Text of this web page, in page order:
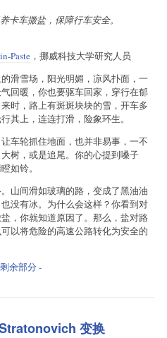
卡车撒盐，保障行车安全。
Paste ，挪威科技大学研究人员
滑雪场，阳光明媚，凉风扑面，一
回暖，你也要驱车回家，穿行在郁
时，路上有斑斑块块的雪，开车多
其上，连连打滑，险象环生。
车轮抓住地面，也并非易事，一不
树，或是追尾。你的心提到嗓子
如铃。
山间滑如玻璃的路，变成了黑油油
没有冰。为什么会这样？你看到对
，你就知道原因了。那么，盐对路
以将危险的高速公路转化为安全的
余部分 -
变换